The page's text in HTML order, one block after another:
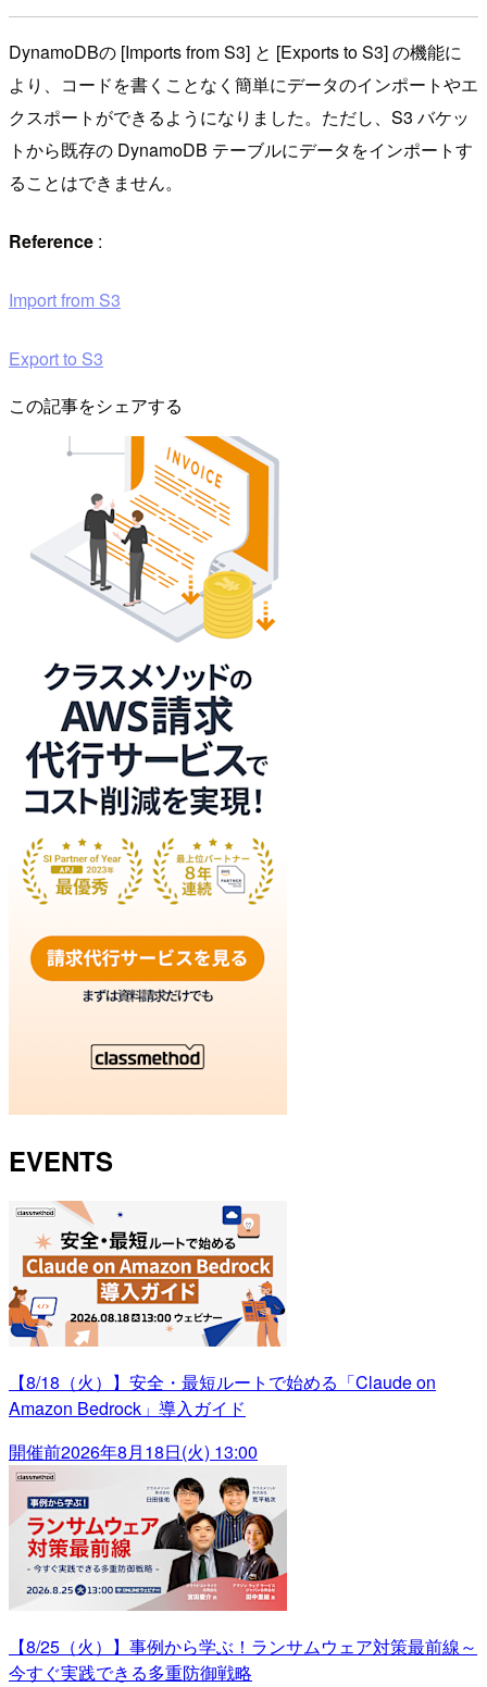
DynamoDBの [Imports from S3] と [Exports to S3] の機能に
より、コードを書くことなく簡単にデータのインポートやエ
クスポートができるようになりました。ただし、S3 バケッ
トから既存の DynamoDB テーブルにデータをインポートす
ることはできません。
Reference :
Import from S3
Export to S3
この記事をシェアする
EVENTS
【8/18（火）】安全・最短ルートで始める「Claude on
Amazon Bedrock」導入ガイド
開催前2026年8月18日(火) 13:00
【8/25（火）】事例から学ぶ！ランサムウェア対策最前線～
今すぐ実践できる多重防御戦略